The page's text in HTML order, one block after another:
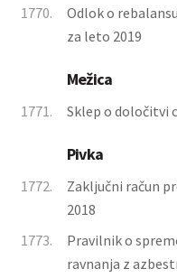
1770.
Odlok o
za leto 2019
Mežica
1771. Sklep o določitvi
Pivka
1772.
Zaključni račun
2018
1773.
Pravilnik o
ravnanja z